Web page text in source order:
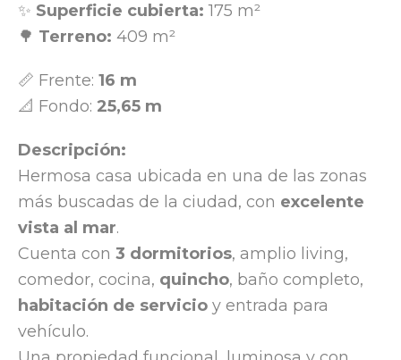
✨ Superficie cubierta: 175 m²
🌳 Terreno: 409 m²
📏 Frente: 16 m
📐 Fondo: 25,65 m
Descripción:
Hermosa casa ubicada en una de las zonas
más buscadas de la ciudad, con excelente
vista al mar.
Cuenta con 3 dormitorios, amplio living,
comedor, cocina, quincho, baño completo,
habitación de servicio y entrada para
vehículo.